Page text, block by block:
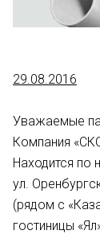
29.08.2016
Уважаемые
Компания
Находится по
ул.
(рядом с
гостиницы